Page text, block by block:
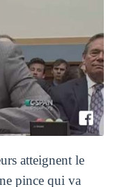
atteignent le
pince qui va